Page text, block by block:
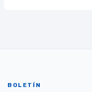
BOLETÍN